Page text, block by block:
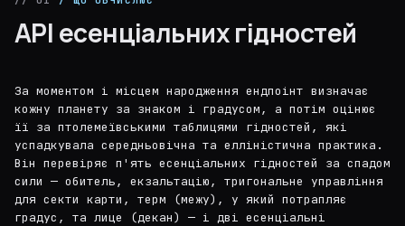
API есенціальних гідностей
За моментом і місцем народження ендпоінт визначає
кожну планету за знаком і градусом, а потім оцінює
її за птолемеївськими таблицями гідностей, які
успадкувала середньовічна та елліністична практика.
Він перевіряє п'ять есенціальних гідностей за спадом
сили — обитель, екзальтацію, тригональне управління
для секти карти, терм (межу), у який потрапляє
градус, та лице (декан) — і дві есенціальні